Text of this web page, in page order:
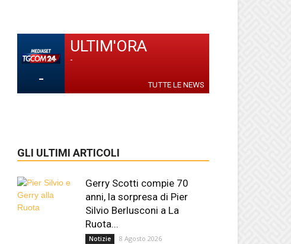
-
ULTIM'ORA
-
TUTTE LE NEWS
GLI ULTIMI ARTICOLI
Gerry Scotti compie 70
anni, la sorpresa di Pier
Silvio Berlusconi a La
Ruota...
Notizie 8 Agosto 2026